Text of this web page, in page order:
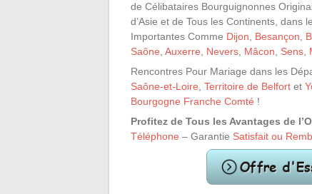
de Célibataires Bourguignonnes
d’Asie et de Tous les Continents, dans
Importantes Comme Dijon Besançon
Saône Auxerre Nevers Mâcon Sens
Rencontres Pour Mariage dans les
Saône-et-Loire Territoire de Belfort et
Bourgogne Franche Comté !
Profitez de Tous les Avantages de
Téléphone – Garantie Satisfait ou